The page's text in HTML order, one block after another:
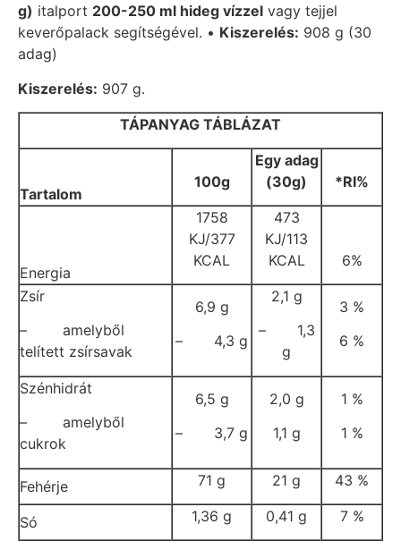
g) italport 200-250 ml hideg vízzel vagy tejjel
keverőpalack segítségével. • Kiszerelés: 908 g (30
adag)
Kiszerelés: 907 g.
TÁPANYAG TÁBLÁZAT
Tartalom
100g
Egy adag
(30g)
*RI%
Energia
1758
KJ/377
KCAL
473
KJ/113
KCAL
6%
Zsír
– amelyből
telített zsírsavak
6,9 g
– 4,3 g
2,1 g
– 1,3
g
3 %
6 %
Szénhidrát
– amelyből
cukrok
6,5 g
– 3,7 g
2,0 g
1,1 g
1 %
1 %
Fehérje 71 g 21 g 43 %
Só 1,36 g 0,41 g
7 %